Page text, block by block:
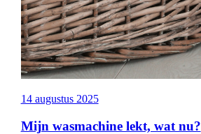
14 augustus 2025
Mijn wasmachine lekt, wat nu?